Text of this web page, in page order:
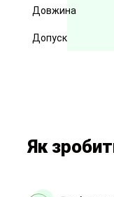
Довжина
Допуск
Як